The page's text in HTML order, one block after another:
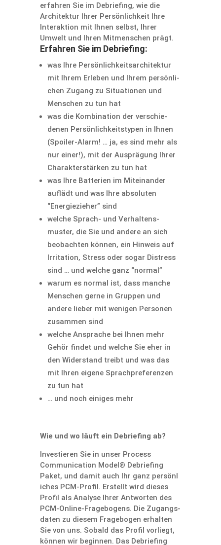
erfahren Sie im Debrie­fing, wie die
Archi­tektur Ihrer Persön­lich­keit Ihre
Inter­ak­tion mit Ihnen selbst, Ihrer
Umwelt und Ihren Mitmen­schen prägt.
Erfahren Sie im Debriefing:
was Ihre Persön­lich­keits­ar­chi­tektur
mit Ihrem Erleben und Ihrem persön­li­
chen Zugang zu Situa­tionen und
Menschen zu tun hat
was die Kombi­na­tion der verschie­
denen Persön­lich­keits­typen in Ihnen
(Spoiler-Alarm! … ja, es sind mehr als
nur einer!), mit der Ausprä­gung Ihrer
Charak­ter­stärken zu tun hat
was Ihre Batte­rien im Mitein­ander
auflädt und was Ihre absoluten
“Energie­zieher” sind
welche Sprach- und Verhal­tens­
muster, die Sie und andere an sich
beobachten können, ein Hinweis auf
Irrita­tion, Stress oder sogar Distress
sind … und welche ganz “normal”
warum es normal ist, dass manche
Menschen gerne in Gruppen und
andere lieber mit wenigen Personen
zusammen sind
welche Ansprache bei Ihnen mehr
Gehör findet und welche Sie eher in
den Wider­stand treibt und was das
mit Ihren eigene Sprach­p­re­fe­renzen
zu tun hat
… und noch einiges mehr
Wie und wo läuft ein Debrie­fing ab?
Inves­tieren Sie in unser Process
Commu­ni­ca­tion Model® Debrie­fing
Paket, und damit auch Ihr ganz persön­l
i­ches PCM-Profil. Erstellt wird dieses
Profil als Analyse Ihrer Antworten des
PCM-Online-Frage­bo­gens. Die Zugangs­
daten zu diesem Frage­bogen erhalten
Sie von uns. Sobald das Profil vorliegt,
können wir beginnen. Das Debrie­fing